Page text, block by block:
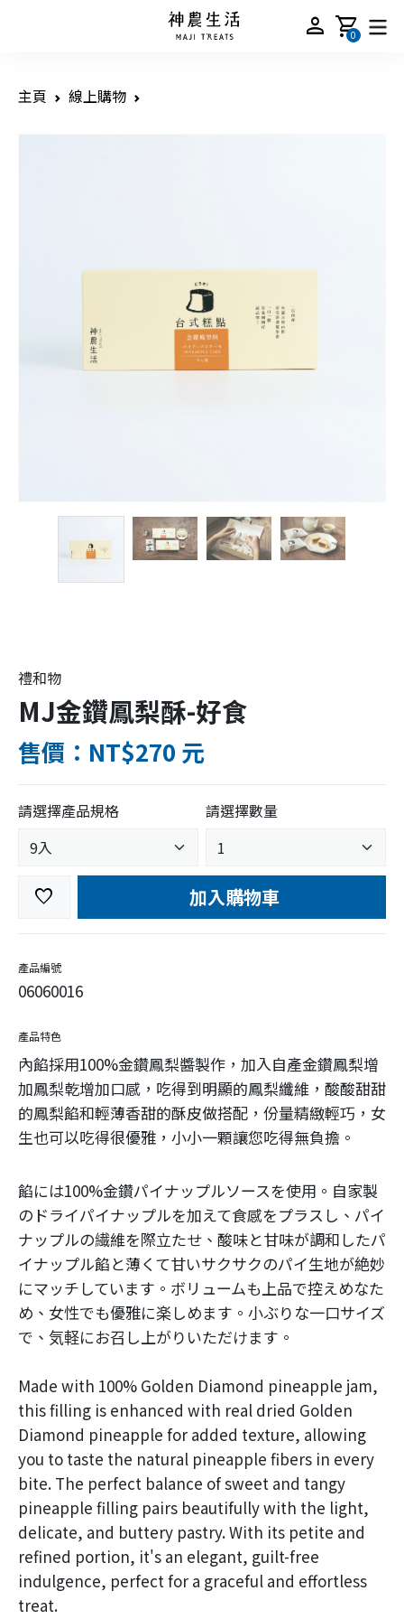
person shopping_cart
0
主頁 線上購物
禮和物
MJ金鑽鳳梨酥-好食
售價：NT$270 元
請選擇產品規格 請選擇數量
favorite 加入購物車
產品編號
06060016
產品特色
內餡採用100%金鑽鳳梨醬製作，加入自產金鑽鳳梨增
加鳳梨乾增加口感，吃得到明顯的鳳梨纖維，酸酸甜甜
的鳳梨餡和輕薄香甜的酥皮做搭配，份量精緻輕巧，女
生也可以吃得很優雅，小小一顆讓您吃得無負擔。
餡には100%金鑽パイナップルソースを使用。自家製
のドライパイナップルを加えて食感をプラスし、パイ
ナップルの繊維を際立たせ、酸味と甘味が調和したパ
イナップル餡と薄くて甘いサクサクのパイ生地が絶妙
にマッチしています。ボリュームも上品で控えめなた
め、女性でも優雅に楽しめます。小ぶりな一口サイズ
で、気軽にお召し上がりいただけます。
Made with 100% Golden Diamond pineapple jam,
this filling is enhanced with real dried Golden
Diamond pineapple for added texture, allowing
you to taste the natural pineapple fibers in every
bite. The perfect balance of sweet and tangy
pineapple filling pairs beautifully with the light,
delicate, and buttery pastry. With its petite and
refined portion, it's an elegant, guilt-free
indulgence, perfect for a graceful and effortless
treat.